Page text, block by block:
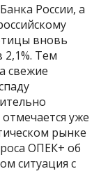
России, а
вновь
2,1%. Тем
свежие
уже
рынке
ОПЕК+ об
ситуация с